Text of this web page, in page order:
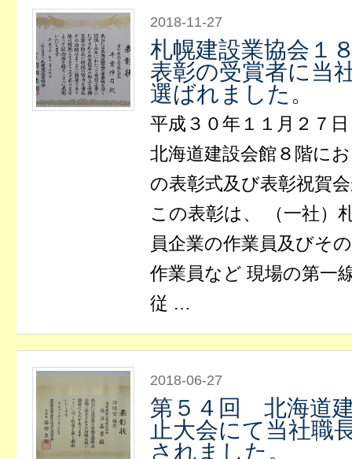
2018-11-27
札幌建設業協会１
表彰の受賞者に当
選ばれました。
平成３０年１１月２７
北海道建設会館８階に
の表彰式及び表彰祝賀
この表彰は、 （一社）
員企業の作業員及びそ
作業員など 現場の第一
従 …
2018-06-27
第５４回 北海道
止大会にて当社職
されました。